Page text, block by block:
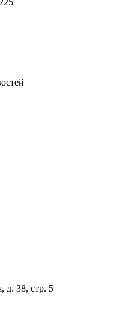
д. 38, стр. 5